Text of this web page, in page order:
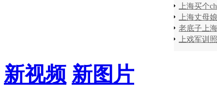
上海买个
上海丈母
老底子上
上戏军训
新视频 新图片